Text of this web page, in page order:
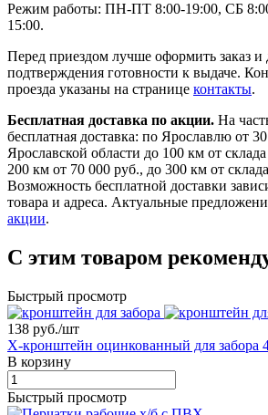
Режим работы: ПН-ПТ 8:00-19:00, СБ
15:00.
Перед приездом лучше оформить заказ и
подтверждения готовности к выдаче.
проезда указаны на странице контакты.
Бесплатная доставка по акции. На
бесплатная доставка: по Ярославлю от
Ярославской области до 100 км от
200 км от 70 000 руб., до 300 км от
Возможность бесплатной доставки
товара и адреса. Актуальные
акции.
С этим товаром
Быстрый просмотр
138 руб./шт
X-кронштейн оцинкованный для забора
В корзину
Быстрый просмотр